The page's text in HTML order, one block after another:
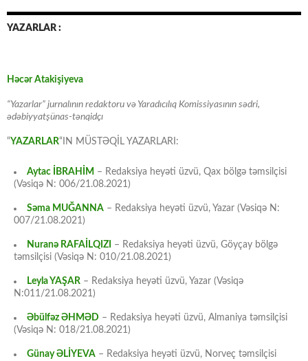
YAZARLAR :
Həcər Atakişiyeva
“Yazarlar” jurnalının redaktoru və Yaradıcılıq Komissiyasının sədri,
ədəbiyyatşünas-tənqidçı
“YAZARLAR“IN MÜSTƏQİL YAZARLARI:
Aytac İBRAHİM – Redaksiya heyəti üzvü, Qax bölgə təmsilçisi
(Vəsiqə N: 006/21.08.2021)
Səma MUĞANNA – Redaksiya heyəti üzvü, Yazar (Vəsiqə N:
007/21.08.2021)
Nuranə RAFAİLQIZI
– Redaksiya heyəti üzvü, Göyçay bölgə
təmsilçisi (Vəsiqə N: 010/21.08.2021)
Leyla YAŞAR – Redaksiya heyəti üzvü, Yazar (Vəsiqə
N:011/21.08.2021)
Əbülfəz ƏHMƏD – Redaksiya heyəti üzvü, Almaniya təmsilçisi
(Vəsiqə N: 018/21.08.2021)
Günay ƏLİYEVA – Redaksiya heyəti üzvü, Norveç təmsilçisi